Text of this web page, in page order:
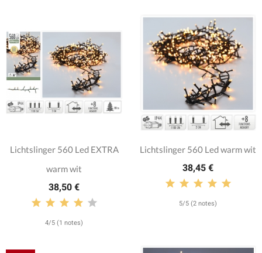
Lichtslinger 560 Led EXTRA
warm wit
38,50 €
4/5 (1 notes)
Lichtslinger 560 Led warm wit
38,45 €
5/5 (2 notes)